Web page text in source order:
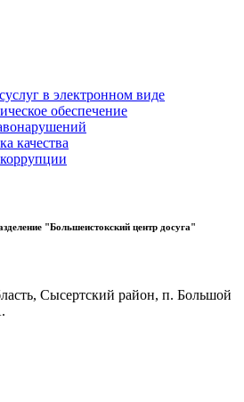
в электронном виде
обеспечение
качества
"Большеистокский центр досуга"
Сысертский район, п. Большой